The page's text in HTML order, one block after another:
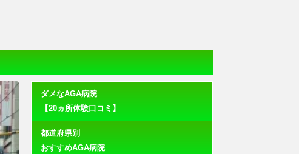
ダメなAGA病院
【20ヵ所体験口コミ】
都道府県別
おすすめAGA病院